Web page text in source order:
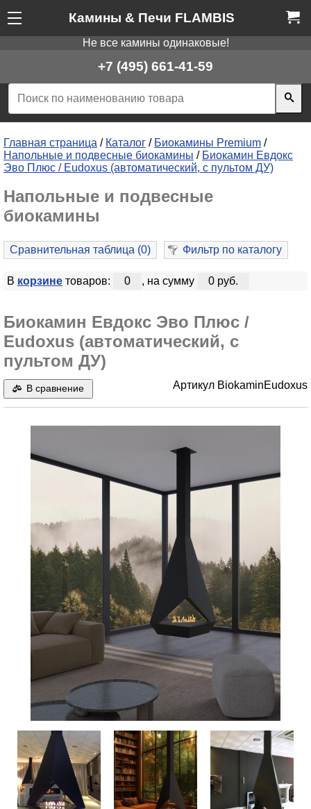
Камины & Печи FLAMBIS
Не все камины одинаковые!
+7 (495) 661-41-59
Главная страница / Каталог / Биокамины Premium /
Напольные и подвесные биокамины / Биокамин Евдокс
Эво Плюс / Eudoxus (автоматический, с пультом ДУ)
Напольные и подвесные
биокамины
Сравнительная таблица (0) Фильтр по каталогу
В корзинетоваров: 0 , на сумму 0 руб.
Биокамин Евдокс Эво Плюс /
Eudoxus (автоматический, с
пультом ДУ)
В сравнение Артикул BiokaminEudoxus